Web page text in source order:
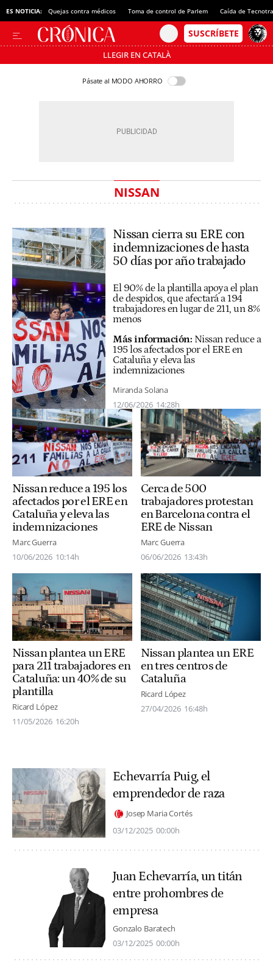
ES NOTICIA: Quejas contra médicos Toma de control de Parlem Caída de
LLEGIR EN CATALÀ
Pásate al MODO AHORRO
NISSAN
Nissan cierra su ERE con
indemnizaciones de hasta
50 días por año trabajado
El 90% de la plantilla apoya el plan
de despidos, que afectará a 194
trabajadores en lugar de 211, un 8%
menos
Más información: Nissan reduce a
195 los afectados por el ERE en
Cataluña y eleva las
indemnizaciones
Miranda Solana
12/06/2026 14:28h
Nissan reduce a 195 los
afectados por el ERE en
Cataluña y eleva las
indemnizaciones
Marc Guerra
10/06/2026 10:14h
Cerca de 500
trabajadores protestan
en Barcelona contra el
ERE de Nissan
Marc Guerra
06/06/2026 13:43h
Nissan plantea un ERE
para 211 trabajadores en
Cataluña: un 40% de su
plantilla
Ricard López
11/05/2026 16:20h
Nissan plantea un ERE
en tres centros de
Cataluña
Ricard López
27/04/2026 16:48h
Echevarría Puig, el
emprendedor de raza
Josep Maria Cortés
03/12/2025 00:00h
Juan Echevarría, un titán
entre prohombres de
empresa
Gonzalo Baratech
03/12/2025 00:00h